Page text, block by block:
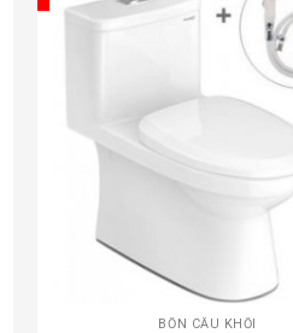
BỒN CẦU KHỐI